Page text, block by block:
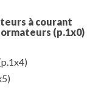
à courant
(p.1x0)